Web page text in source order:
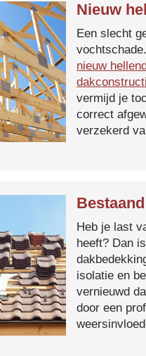
Nieuw
Een slecht
nieuw
vermijd je
correct
verzekerd
Heb je last
heeft? Dan
isolatie en
vernieuwd
door een